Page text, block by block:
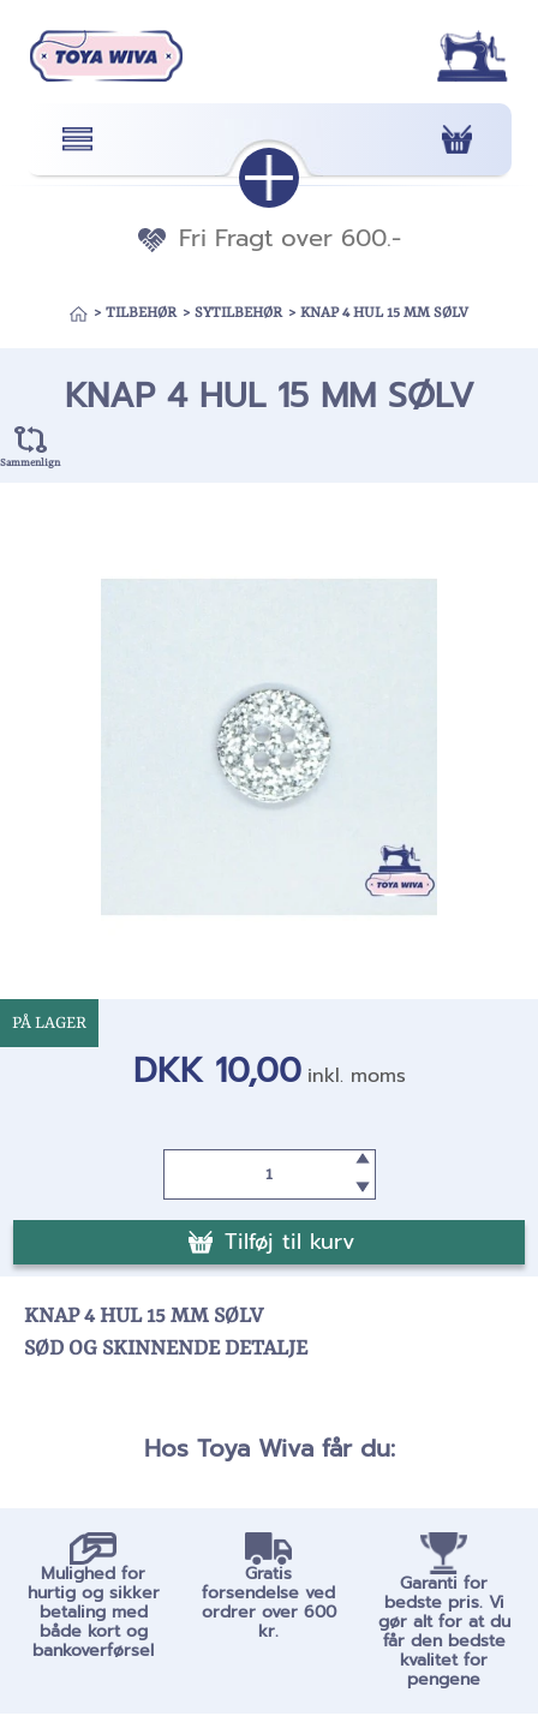
Fri Fragt over 600.-
> TILBEHØR > SYTILBEHØR > KNAP 4 HUL 15 MM SØLV
KNAP 4 HUL 15 MM SØLV
Sammenlign
PÅ LAGER
DKK 10,00 inkl. moms
Tilføj til kurv
KNAP 4 HUL 15 MM SØLV
SØD OG SKINNENDE DETALJE
Hos Toya Wiva får du:
Mulighed for
hurtig og sikker
betaling med
både kort og
bankoverførsel
Gratis
forsendelse ved
ordrer over 600
kr.
Garanti for
bedste pris. Vi
gør alt for at du
får den bedste
kvalitet for
pengene